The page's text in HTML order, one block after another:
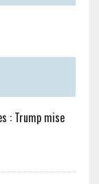
: Trump mise